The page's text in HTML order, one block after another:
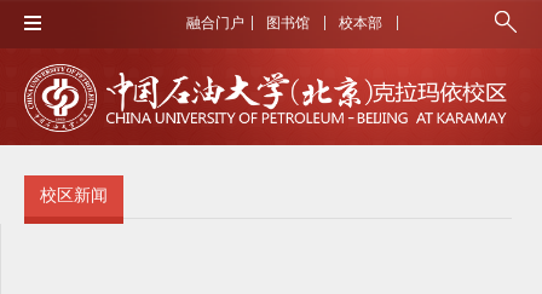
融合门户 图书馆 校本部
校区新闻